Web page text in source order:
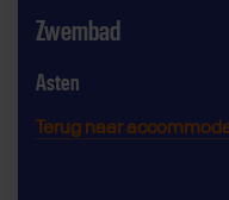
Zwembad
Asten
Terug naar